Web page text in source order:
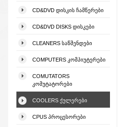
CD&DVD ᲓᲘᲡᲙᲘᲡ ᲩᲐᲛᲬᲔᲠᲔᲑᲘ
CD&DVD DISKS ᲓᲘᲡᲙᲔᲑᲘ
CLEANERS ᲡᲐᲬᲛᲔᲜᲓᲔᲑᲘ
COMPUTERS ᲙᲝᲛᲞᲘᲣᲢᲔᲠᲔᲑᲘ
COMUTATORS
ᲙᲝᲛᲣᲢᲐᲢᲝᲠᲔᲑᲘ
COOLERS ᲥᲣᲚᲔᲠᲔᲑᲘ
CPUS ᲞᲠᲝᲪᲔᲡᲝᲠᲔᲑᲘ